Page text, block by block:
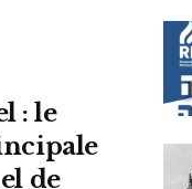
: le
de